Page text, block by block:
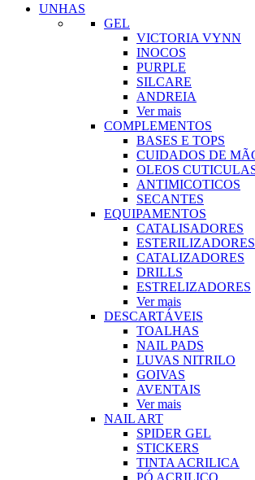
UNHAS
GEL
VICTORIA VYNN
INOCOS
PURPLE
SILCARE
ANDREIA
Ver mais
COMPLEMENTOS
BASES E TOPS
CUIDADOS DE
OLEOS
ANTIMICOTICOS
SECANTES
EQUIPAMENTOS
CATALISADORES
ESTERILIZADORES
CATALIZADORES
DRILLS
ESTRELIZADORES
Ver mais
DESCARTÁVEIS
TOALHAS
NAIL PADS
LUVAS NITRILO
GOIVAS
AVENTAIS
Ver mais
NAIL ART
SPIDER GEL
STICKERS
TINTA ACRILICA
PÓ ACRILICO